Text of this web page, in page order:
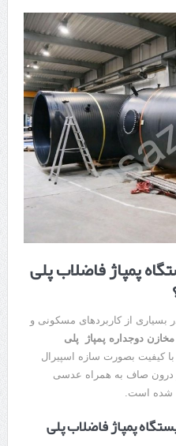
پمپاژ فاضلاب پلی
بسیاری از کاربردهای مسکونی و
مخازن دوجداره پمپاژ پلی
با کیفیت بصورت سازه اسپیرال
درون صاف به همراه عدسی
شده است.
پمپاژ فاضلاب پلی